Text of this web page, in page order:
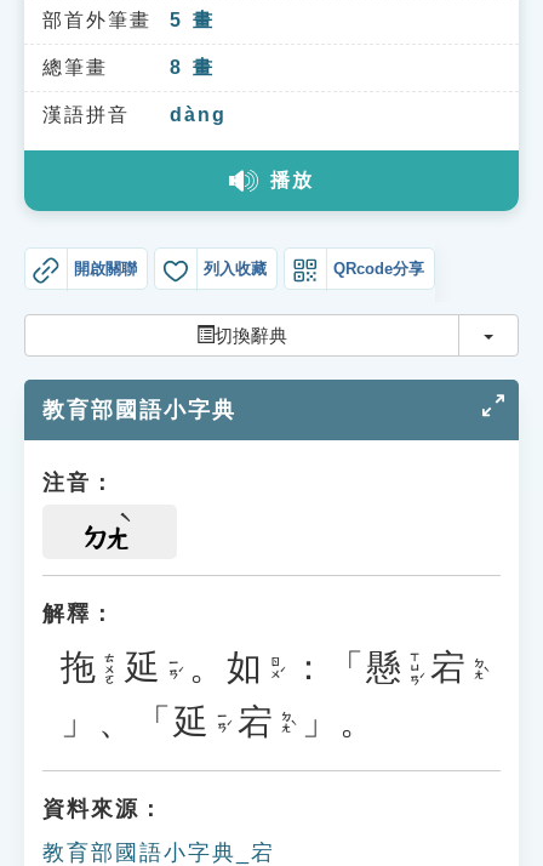
知識索引
單字索引
生命大百科索引
部首外筆畫 5 畫
總筆畫 8 畫
漢語拼音 dàng
播放
開啟關聯 列入收藏 QRcode分享
切換辭典 切換
教育部國語小字典
注音：
ㄉㄤ
解釋：
拖 ㄊㄨㄛ 延 ㄧㄢˊ 。 如 ㄖㄨˊ ：「 懸 ㄒㄩㄢˊ 宕 ㄉㄤˋ
」、「 延 ㄧㄢˊ 宕 ㄉㄤˋ 」。
資料來源：
教育部國語小字典_宕